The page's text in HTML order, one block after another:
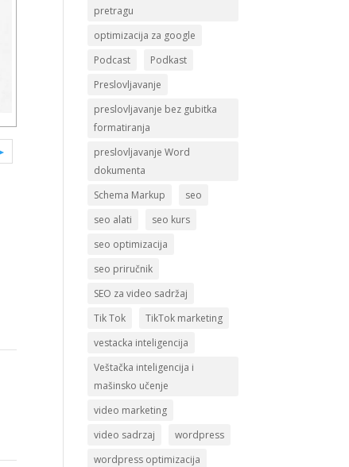
pretragu
optimizacija za google
Podcast
Podkast
Preslovljavanje
preslovljavanje bez gubitka
formatiranja
preslovljavanje Word
dokumenta
Schema Markup
seo
seo alati
seo kurs
seo optimizacija
seo priručnik
SEO za video sadržaj
Tik Tok
TikTok marketing
vestacka inteligencija
Veštačka inteligencija i
mašinsko učenje
video marketing
video sadrzaj
wordpress
wordpress optimizacija